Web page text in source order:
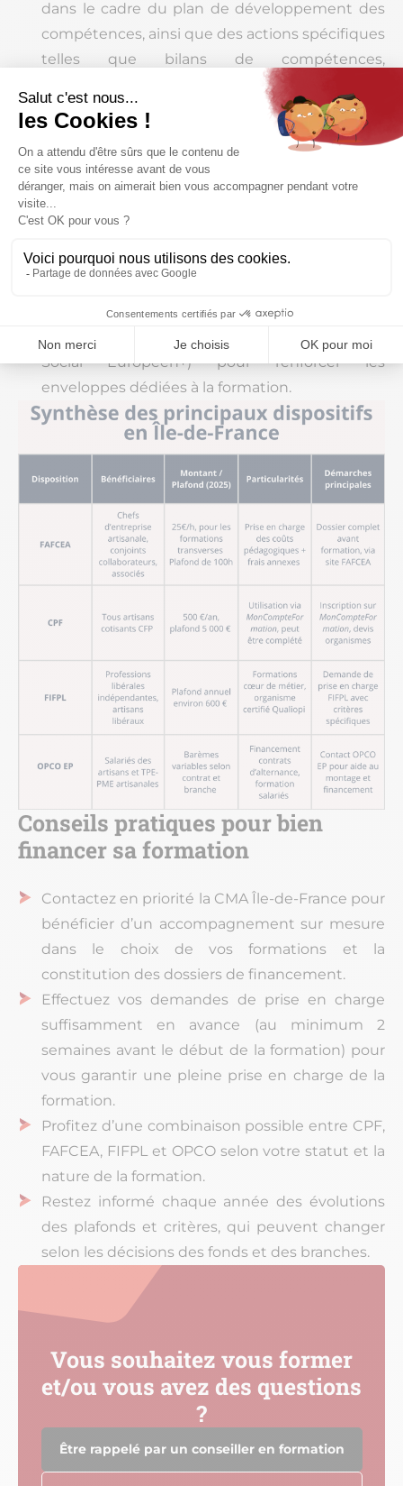
dans le cadre du plan de développement des
compétences, ainsi que des actions spécifiques
telles que bilans de compétences,
Chaque branche professionnelle dispose d’un
OPCO référent, qui accompagne les artisans
dans le montage et le financement de leurs
projets formation.
En Île-de-France, l’OPCO EP (Entreprises de
les artisans dans les secteurs commerce,
Ils peuvent également mobiliser des co-
financements publics et européens (Fonds
Social Européen+) pour renforcer les
enveloppes dédiées à la formation.
Conseils pratiques pour bien
financer sa formation
Contactez en priorité la CMA Île-de-France pour
bénéficier d’un accompagnement sur mesure
dans le choix de vos formations et la
constitution des dossiers de financement.
Effectuez vos demandes de prise en charge
suffisamment en avance (au minimum 2
semaines avant le début de la formation) pour
vous garantir une pleine prise en charge de la
formation.
Profitez d’une combinaison possible entre CPF,
FAFCEA, FIFPL et OPCO selon votre statut et la
nature de la formation.
Restez informé chaque année des évolutions
des plafonds et critères, qui peuvent changer
selon les décisions des fonds et des branches.
Vous souhaitez vous former
et/ou vous avez des questions
?
Être rappelé par un conseiller en formation